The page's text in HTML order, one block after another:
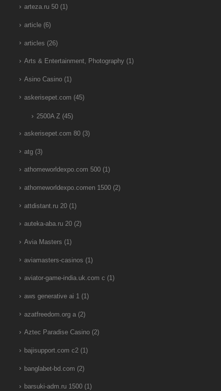
arteza.ru 50(1)
article(6)
articles (26)
Arts & Entertainment, Photography(1)
Asino Casino(1)
askerisepet.com (45)
2500A Z(45)
askerisepet.com 80(3)
atg(3)
athomeworldexpo.com 500(1)
athomeworldexpo.comen 1500(2)
attdistant.ru 20(1)
auteka-aba.ru 20(2)
Avia Masters (1)
aviamasters-casinos (1)
aviator-game-india.uk.com c (1)
aws generative ai 1(1)
azatfreedom.org a(2)
Aztec Paradise Casino(2)
bajisupport.com c2(1)
banglabet-bd.com (2)
barsuki-adm.ru 1500(1)